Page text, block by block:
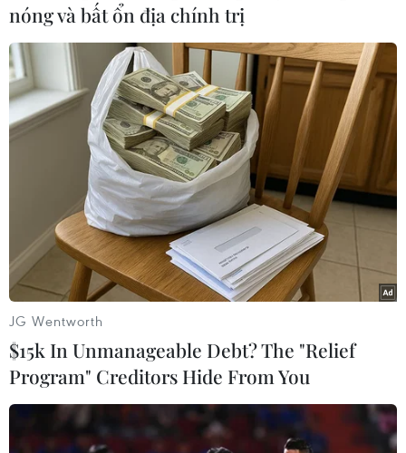
#Bộ Ngoại giao #Hà Nội #Đưa hối lộ
#Nhận hối lộ
#Môi giới hối lộ
#Trần Văn Tân
TP. Đà Nẵng
Quảng Nam
Theo dõi VietnamPlus
TIN LIÊN QUAN
nóng và bất ổn địa chính trị
JG Wentworth
$15k In Unmanageable Debt? The "Relief
Program" Creditors Hide From You